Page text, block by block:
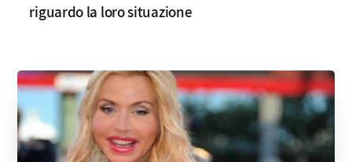
riguardo la loro situazione